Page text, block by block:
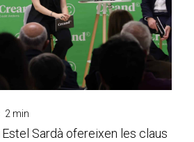
2 min
Sardà ofereixen les claus